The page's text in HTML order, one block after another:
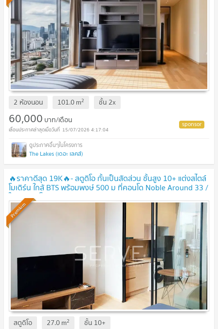
2 ห้องนอน 101.0m2 ชั้น 2x
60,000 บาท/เดือน
15/07/2026 4:17:04
The Lakes (เดอะ เลคส์)
🔥ราคาดีสุด 19K🔥- สตูดิโอ กั้นเป็นสัดส่วน ชั้นสูง 10+ แต่งสไตล์
โมเดิร์น ใกล้ BTS พร้อมพงษ์ 500 ม ที่คอนโด Noble Around 33 /
ให้เช่าคอนโด
Premium
สตูดิโอ 27.0m2 ชั้น 10+